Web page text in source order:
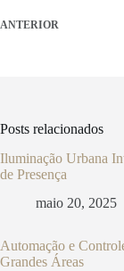
ANTERIOR
Posts relacionados
Iluminação Urbana
de Presença
maio 20, 2025
Automação e
Grandes Áreas